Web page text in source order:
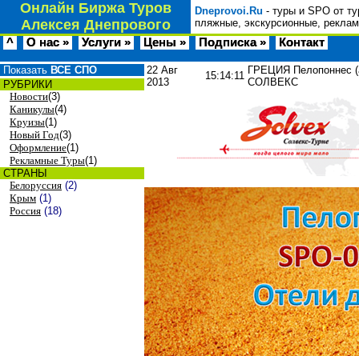
Онлайн Биржа Туров
Алексея Днепрового
Dneprovoi.Ru - туры и SPO от
пляжные, экскурсионные,
^ О нас » Услуги » Цены » Подписка » Контакт
Показать ВСЕ СПО
РУБРИКИ
Новости(3)
Каникулы(4)
Круизы(1)
Новый Год(3)
Оформление(1)
Рекламные Туры(1)
СТРАНЫ
Белоруссия (2)
Крым (1)
Россия (18)
22 Авг
2013
15:14:11 ГРЕЦИЯ Пелопоннес
СОЛВЕКС